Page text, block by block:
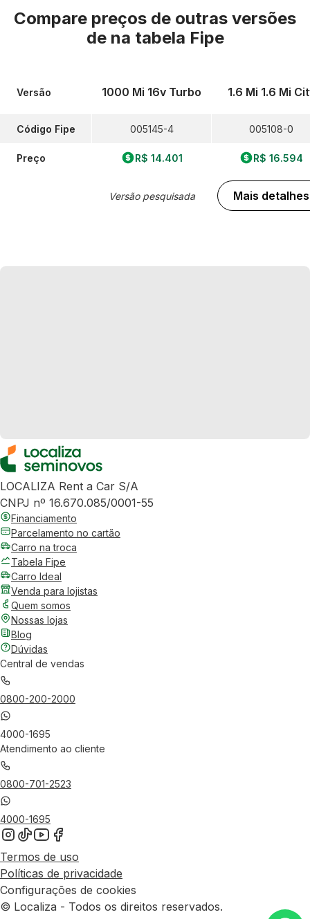
Compare preços de outras versões
de na tabela Fipe
Versão
Código Fipe
Preço
1000 Mi 16v Turbo
005145-4
R$ 14.401
Versão pesquisada
1.6 Mi 1.6 Mi
005108-0
R$ 16.594
Mais detalhes
LOCALIZA Rent a Car S/A
CNPJ nº 16.670.085/0001-55
Financiamento
Parcelamento no cartão
Carro na troca
Tabela Fipe
Carro Ideal
Venda para lojistas
Quem somos
Nossas lojas
Blog
Dúvidas
Central de vendas
0800-200-2000
4000-1695
Atendimento ao cliente
0800-701-2523
4000-1695
Termos de uso
Políticas de privacidade
Configurações de cookies
© Localiza - Todos os direitos reservados.